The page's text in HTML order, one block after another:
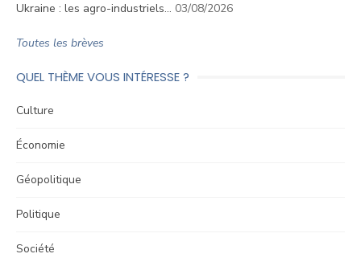
Ukraine : les agro-industriels… 03/08/2026
Toutes les brèves
QUEL THÈME VOUS INTÉRESSE ?
Culture
Économie
Géopolitique
Politique
Société